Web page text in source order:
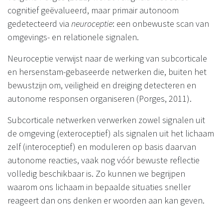
cognitief geëvalueerd, maar primair autonoom
gedetecteerd via neuroceptie: een onbewuste scan van
omgevings- en relationele signalen.
Neuroceptie verwijst naar de werking van subcorticale
en hersenstam-gebaseerde netwerken die, buiten het
bewustzijn om, veiligheid en dreiging detecteren en
autonome responsen organiseren (Porges, 2011).
Subcorticale netwerken verwerken zowel signalen uit
de omgeving (exteroceptief) als signalen uit het lichaam
zelf (interoceptief) en moduleren op basis daarvan
autonome reacties, vaak nog vóór bewuste reflectie
volledig beschikbaar is. Zo kunnen we begrijpen
waarom ons lichaam in bepaalde situaties sneller
reageert dan ons denken er woorden aan kan geven.